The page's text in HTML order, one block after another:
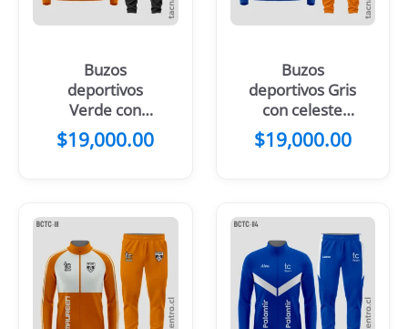
Buzos
deportivos
Verde con
blanco y
rosado
$19,000.00
Buzos
deportivos Gris
con celeste
frontal
$19,000.00